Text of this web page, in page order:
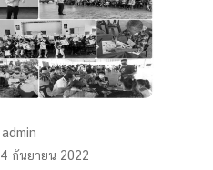
admin
4 กันยายน 2022